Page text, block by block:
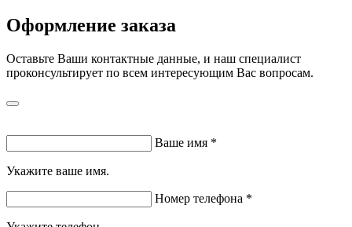
Оформление заказа
Оставьте Ваши контактные данные, и наш специалист
проконсультирует по всем интересующим Вас вопросам.
Ваше имя *
Укажите ваше имя.
Номер телефона *